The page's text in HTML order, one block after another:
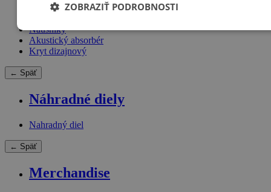
Inštalačný kit (Rámiky, Krabica)
Náušníky
Akustický absorbér
Kryt dizajnový
← Späť
Náhradné diely
Nahradný diel
← Späť
Merchandise
ZOBRAZIŤ PODROBNOSTI